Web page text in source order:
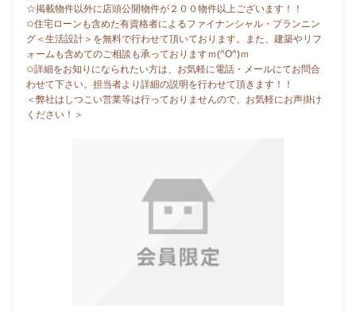
☆掲載物件以外に店頭公開物件が２００物件以上ございます！！
✩住宅ローンも含めた有資格者によるファイナンシャル・プランニン
グ＜生活設計＞を無料で行わせて頂いております。また、建築やリフ
ォームも含めてのご相談も承っておりますｍ(^O^)ｍ
✩詳細をお知りになられたい方は、お気軽に電話・メールにてお問合
わせて下さい。担当者より詳細の説明を行わせて頂きます！！
＜弊社はしつこい営業等は行っておりませんので、お気軽にお声掛け
ください！＞